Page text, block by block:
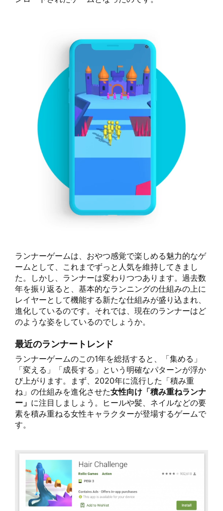
ランナーゲームは、おやつ感覚で楽しめる魅力的なゲ
ームとして、これまでずっと人気を維持してきまし
た。しかし、ランナーは変わりつつあります。過去数
年を振り返ると、基本的なランニングの仕組みの上に
レイヤーとして機能する新たな仕組みが盛り込まれ、
進化しているのです。それでは、現在のランナーはど
のような姿をしているのでしょうか。
最近のランナートレンド
ランナーゲームのこの1年を総括すると、「集める」
「変える」「成長する」という明確なパターンが浮か
び上がります。まず、2020年に流行した「積み重
ね」の仕組みを進化させた女性向け「積み重ねランナ
ー」 に注目しましょう。ヒールや髪、ネイルなどの要
素を積み重ねる女性キャラクターが登場するゲームで
す。